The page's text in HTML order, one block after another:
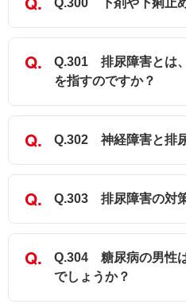
Q.300 下剤や下痢止
Q.301 排尿障害とは
を指すのですか？
Q.302 神経障害と排
Q.303 排尿障害の対
Q.304 糖尿病の男性
でしょうか？